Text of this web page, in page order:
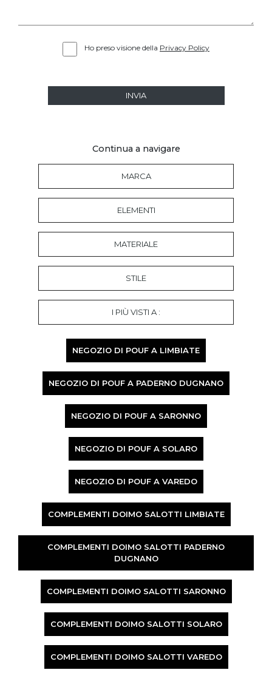
Ho preso visione della Privacy Policy
INVIA
Continua a navigare
MARCA
ELEMENTI
MATERIALE
STILE
I PIÙ VISTI A :
NEGOZIO DI POUF A LIMBIATE
NEGOZIO DI POUF A PADERNO DUGNANO
NEGOZIO DI POUF A SARONNO
NEGOZIO DI POUF A SOLARO
NEGOZIO DI POUF A VAREDO
COMPLEMENTI DOIMO SALOTTI LIMBIATE
COMPLEMENTI DOIMO SALOTTI PADERNO
DUGNANO
COMPLEMENTI DOIMO SALOTTI SARONNO
COMPLEMENTI DOIMO SALOTTI SOLARO
COMPLEMENTI DOIMO SALOTTI VAREDO